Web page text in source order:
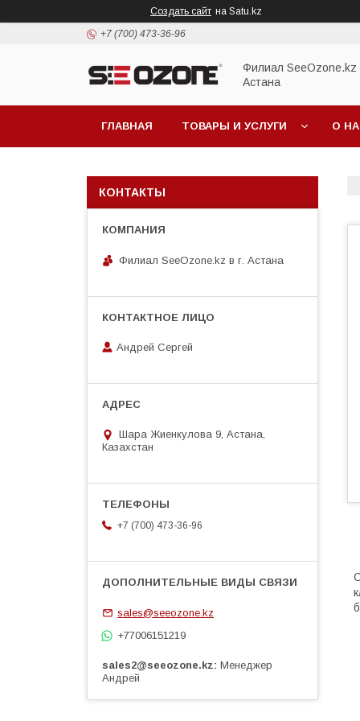
Создать сайт на Satu.kz
+7 (700) 473-36-96
Филиал SeeOzone.kz
Астана
ГЛАВНАЯ ТОВАРЫ И УСЛУГИ О
КОНТАКТЫ
Филиал SeeOzone.kz в г. Астана
Андрей Сергей
Шара Жиенкулова 9, Астана,
Казахстан
+7 (700) 473-36-96
sales@seeozone.kz
+77006151219
sales2@seeozone.kz Менеджер
Андрей